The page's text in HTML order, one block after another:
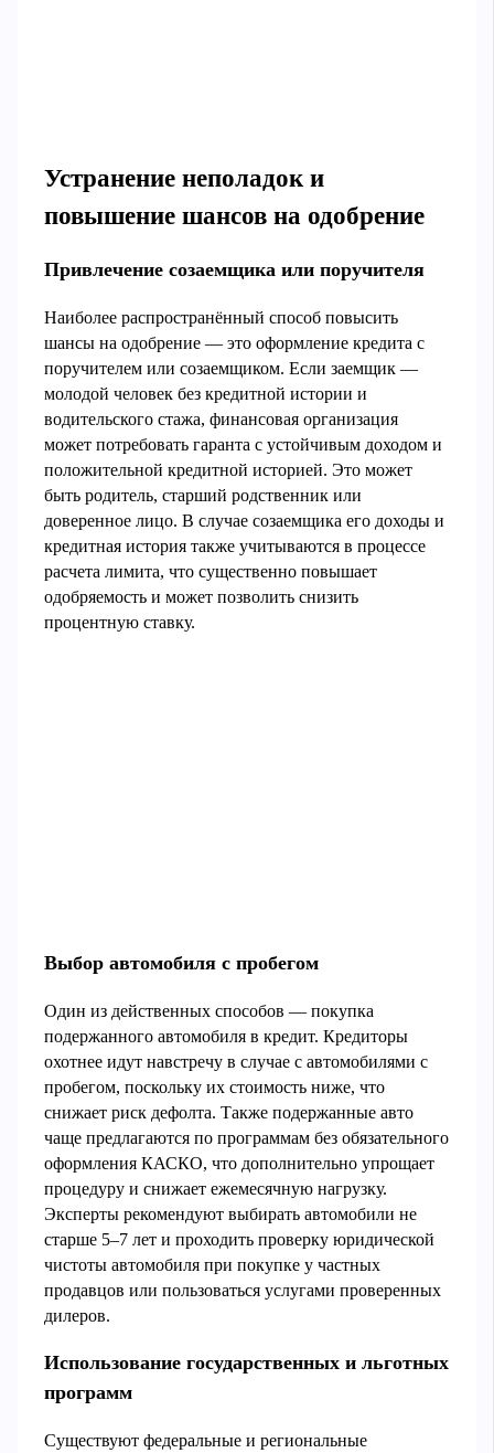
Устранение неполадок и
повышение шансов на одобрение
Привлечение созаемщика или поручителя
Наиболее распространённый способ повысить
шансы на одобрение — это оформление кредита с
поручителем или созаемщиком. Если заемщик —
молодой человек без кредитной истории и
водительского стажа, финансовая организация
может потребовать гаранта с устойчивым доходом и
положительной кредитной историей. Это может
быть родитель, старший родственник или
доверенное лицо. В случае созаемщика его доходы и
кредитная история также учитываются в процессе
расчета лимита, что существенно повышает
одобряемость и может позволить снизить
процентную ставку.
Выбор автомобиля с пробегом
Один из действенных способов — покупка
подержанного автомобиля в кредит. Кредиторы
охотнее идут навстречу в случае с автомобилями с
пробегом, поскольку их стоимость ниже, что
снижает риск дефолта. Также подержанные авто
чаще предлагаются по программам без обязательного
оформления КАСКО, что дополнительно упрощает
процедуру и снижает ежемесячную нагрузку.
Эксперты рекомендуют выбирать автомобили не
старше 5–7 лет и проходить проверку юридической
чистоты автомобиля при покупке у частных
продавцов или пользоваться услугами проверенных
дилеров.
Использование государственных и льготных
программ
Существуют федеральные и региональные